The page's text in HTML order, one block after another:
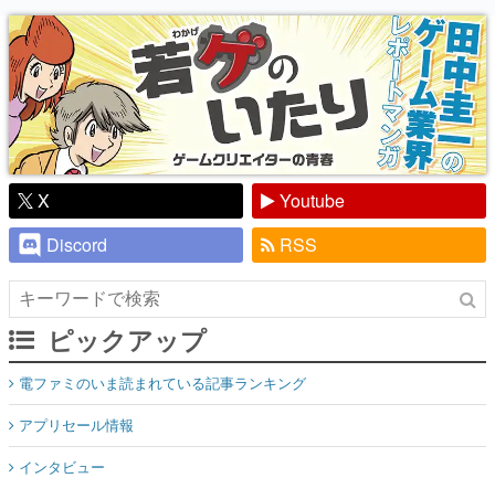
り】
X
Youtube
Discord
RSS
ピックアップ
電ファミのいま読まれている記事ランキング
アプリセール情報
インタビュー